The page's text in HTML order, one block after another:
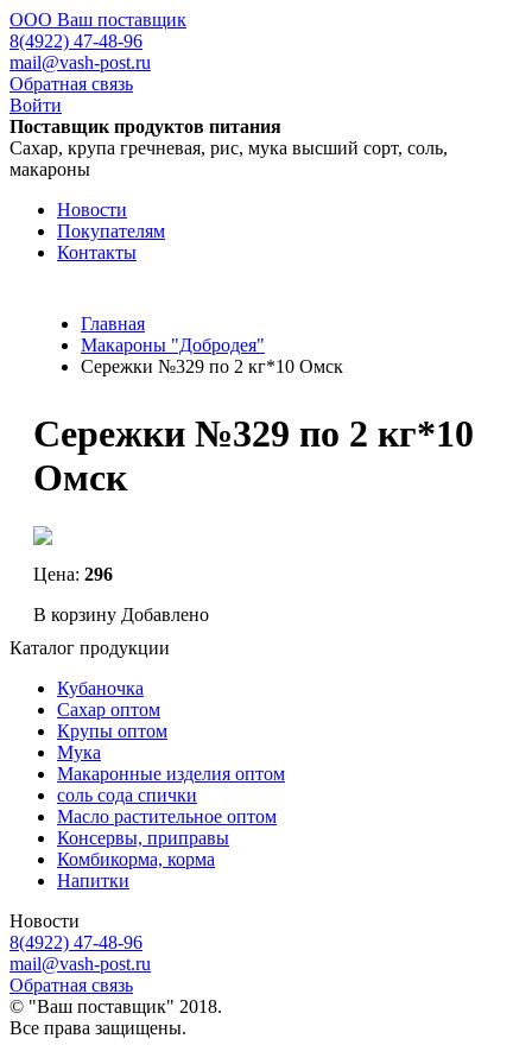
ООО Ваш поставщик
8(4922) 47-48-96
mail@vash-post.ru
Обратная связь
Войти
Поставщик продуктов питания
Сахар, крупа гречневая, рис, мука высший сорт, соль,
макароны
Новости
Покупателям
Контакты
Главная
Макароны "Добродея"
Сережки №329 по 2 кг*10 Омск
Сережки №329 по 2 кг*10
Омск
Цена: 296
В корзину Добавлено
Каталог продукции
Кубаночка
Сахар оптом
Крупы оптом
Мука
Макаронные изделия оптом
соль сода спички
Масло растительное оптом
Консервы, приправы
Комбикорма, корма
Напитки
Новости
8(4922) 47-48-96
mail@vash-post.ru
Обратная связь
© "Ваш поставщик" 2018.
Все права защищены.